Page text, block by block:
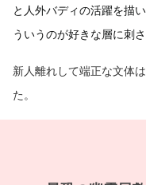
と人外バディの活躍を描
ういうのが好きな層に刺さ
新人離れして端正な文体
た。